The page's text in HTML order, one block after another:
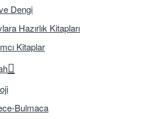
Dengi
Hazırlık Kitapları
Kitaplar
Bulmaca